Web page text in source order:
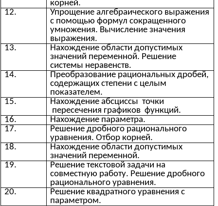
корней.
12.
Упрощение алгебраического выражения
с помощью формул сокращенного
умножения. Вычисление значения
выражения.
13.
Нахождение области допустимых
значений переменной. Решение
системы неравенств.
14.
Преобразование рациональных дробей,
содержащих степени с целым
показателем.
15.
Нахождение абсциссы точки
пересечения графиков функций.
16.
Нахождение параметра.
17.
Решение дробного рационального
уравнения. Отбор корней.
18.
Нахождение области допустимых
значений переменной.
19.
Решение текстовой задачи на
совместную работу. Решение дробного
рационального уравнения.
20.
Решение квадратного уравнения с
параметром.